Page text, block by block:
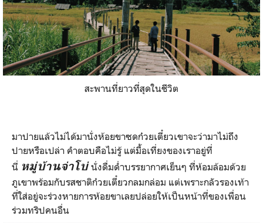
สะพานที่ยาวที่สุดในชีวิต
มาปายแล้วไม่ได้มานั่งห้อยขาซดก๋วยเตี๋ยวเขาจะว่ามาไม่ถึง
ปายหรือเปล่า คำตอบคือไม่รู้ แต่มื้อเที่ยงของเราอยู่ที่
นี่ หมู่บ้านจ่าโบ่นั่งดื่มด่ำบรรยากาศเย็นๆ ที่ห้อมล้อมด้วย
ภูเขาพร้อมกับรสชาติก๋วยเตี๋ยวกลมกล่อม แต่เพราะกลัวรองเท้า
ที่ใส่อยู่จะร่วงหายการห้อยขาเลยปล่อยให้เป็นหน้าที่ของเพื่อน
ร่วมทริปคนอื่น